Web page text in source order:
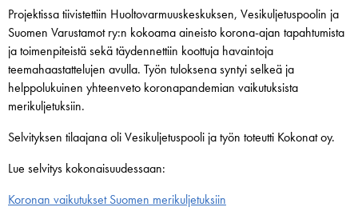
Projektissa tiivistettiin Huoltovarmuuskeskuksen, Vesikuljetuspoolin ja
Suomen Varustamot ry:n kokoama aineisto korona-ajan tapahtumista
ja toimenpiteistä sekä täydennettiin koottuja havaintoja
teemahaastattelujen avulla. Työn tuloksena syntyi selkeä ja
helppolukuinen yhteenveto koronapandemian vaikutuksista
merikuljetuksiin.
Selvityksen tilaajana oli Vesikuljetuspooli ja työn toteutti Kokonat oy.
Lue selvitys kokonaisuudessaan:
Koronan vaikutukset Suomen merikuljetuksiin